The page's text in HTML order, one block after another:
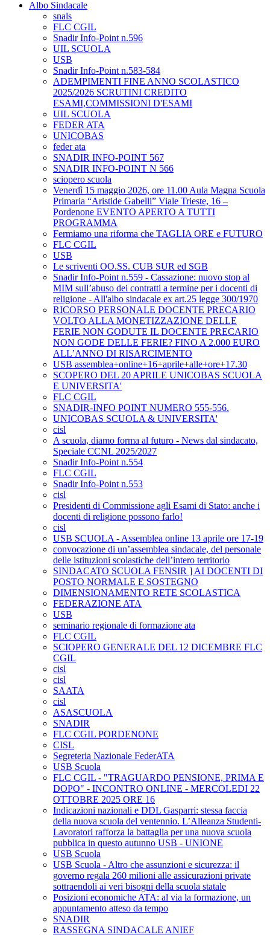
Albo Sindacale
snals
FLC CGIL
Snadir Info-Point n.596
UIL SCUOLA
USB
Snadir Info-Point n.583-584
ADEMPIMENTI FINE ANNO SCOLASTICO
2025/2026 SCRUTINI CREDITO
ESAMI,COMMISSIONI D'ESAMI
UIL SCUOLA
FEDER ATA
UNICOBAS
feder ata
SNADIR INFO-POINT 567
SNADIR INFO-POINT N 566
sciopero scuola
Venerdì 15 maggio 2026, ore 11.00 Aula Magna Scuola
Primaria “Aristide Gabelli” Viale Trieste, 16 –
Pordenone EVENTO APERTO A TUTTI
PROGRAMMA
Fermiamo una riforma che TAGLIA ORE e FUTURO
FLC CGIL
USB
Le scriventi OO.SS. CUB SUR ed SGB
Snadir Info-Point n.559 - Cassazione: nuovo stop al
MIM sull’abuso dei contratti a termine per i docenti di
religione - All'albo sindacale ex art.25 legge 300/1970
RICORSO PERSONALE DOCENTE PRECARIO
VOLTO ALLA MONETIZZAZIONE DELLE
FERIE NON GODUTE IL DOCENTE PRECARIO
NON GODE DELLE FERIE? FINO A 2.000 EURO
ALL’ANNO DI RISARCIMENTO
USB assemblea+online+16+aprile+alle+ore+17.30
SCOPERO DEL 20 APRILE UNICOBAS SCUOLA
E UNIVERSITA'
FLC CGIL
SNADIR-INFO POINT NUMERO 555-556.
UNICOBAS SCUOLA & UNIVERSITA'
cisl
A scuola, diamo forma al futuro - News dal sindacato,
Speciale CCNL 2025/2027
Snadir Info-Point n.554
FLC CGIL
Snadir Info-Point n.553
cisl
Presidenti di Commissione agli Esami di Stato: anche i
docenti di religione possono farlo!
cisl
USB SCUOLA - Assemblea online 13 aprile ore 17-19
convocazione di un’assemblea sindacale, del personale
delle istituzioni scolastiche dell’intero territorio
SINDACATO SCUOLA FENSIR ] AI DOCENTI DI
POSTO NORMALE E SOSTEGNO
DIMENSIONAMENTO RETE SCOLASTICA
FEDERAZIONE ATA
USB
seminario regionale di formazione ata
FLC CGIL
SCIOPERO GENERALE DEL 12 DICEMBRE FLC
CGIL
cisl
cisl
SAATA
cisl
ASASCUOLA
SNADIR
FLC CGIL PORDENONE
CISL
Segreteria Nazionale FederATA
USB Scuola
FLC CGIL - "TRAGUARDO PENSIONE, PRIMA E
DOPO" - INCONTRO ONLINE - MERCOLEDI 22
OTTOBRE 2025 ORE 16
Indicazioni nazionali e DDL Gasparri: stessa faccia
della nuova scuola del ventennio. L’Alleanza Studenti-
Lavoratori rafforza la battaglia per una nuova scuola
pubblica in questo autunno USB - UNIONE
USB Scuola
USB Scuola - Altro che assunzioni e sicurezza: il
governo regala 260 milioni alle assicurazioni private
sottraendoli ai veri bisogni della scuola statale
Posizioni economiche ATA: al via la formazione, un
appuntamento atteso da tempo
SNADIR
RASSEGNA SINDACALE ANIEF